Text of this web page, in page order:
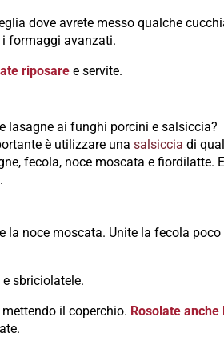
dove avrete messo qualche
formaggi avanzati.
riposare e servite.
lasagne ai funghi porcini e salsiccia?
è utilizzare unasalsiccia di
fecola, noce moscata e fiordilatte.
la noce moscata. Unite la fecola poco
sbriciolatele.
il coperchio. Rosolate anche